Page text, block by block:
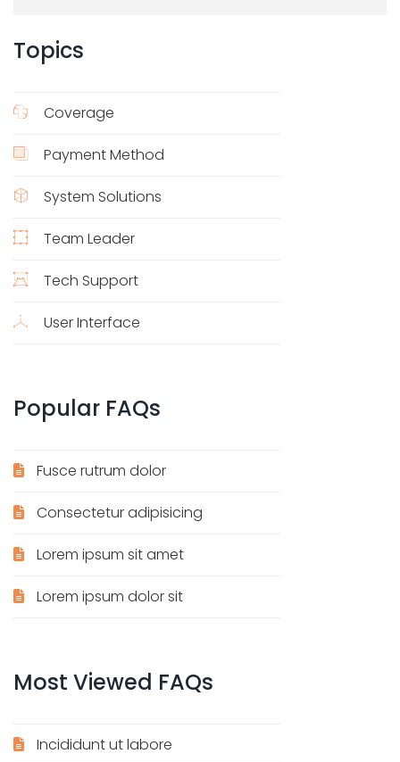
Topics
Coverage
Payment Method
System Solutions
Team Leader
Tech Support
User Interface
Popular FAQs
Fusce rutrum dolor
Consectetur adipisicing
Lorem ipsum sit amet
Lorem ipsum dolor sit
Most Viewed FAQs
Incididunt ut labore